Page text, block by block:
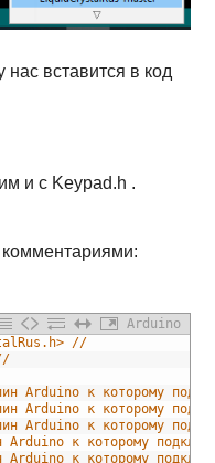
нас вставится в код
и с Keypad.h .
Arduino
//
Arduino к которому
Arduino к которому
Arduino к которому
Arduino к которому
Arduino к которому